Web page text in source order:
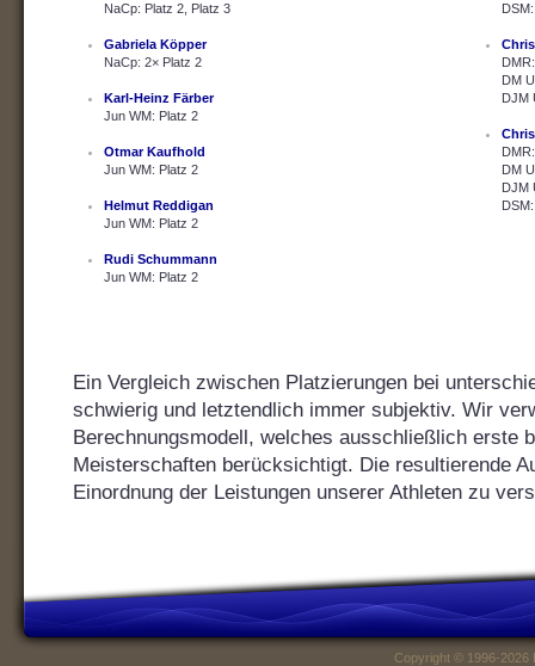
NaCp: Platz 2, Platz 3
Gabriela Köpper
NaCp: 2× Platz 2
Karl-Heinz Färber
Jun WM: Platz 2
Otmar Kaufhold
Jun WM: Platz 2
Helmut Reddigan
Jun WM: Platz 2
Rudi Schummann
Jun WM: Platz 2
DM
DJM
DM
DJM
Ein Vergleich zwischen Platzierungen bei
schwierig und letztendlich immer subjektiv. Wir
Berechnungsmodell, welches ausschließlich erste
Meisterschaften berücksichtigt. Die resultierende
Einordnung der Leistungen unserer Athleten zu
Copyright © 1996-2026